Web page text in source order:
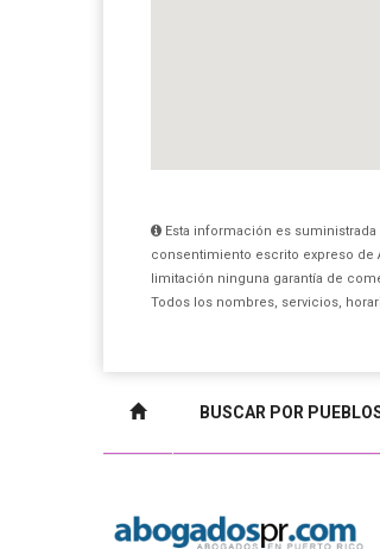
Esta información es
consentimiento escrito expreso de
limitación ninguna garantía de
Todos los nombres, servicios,
BUSCAR POR